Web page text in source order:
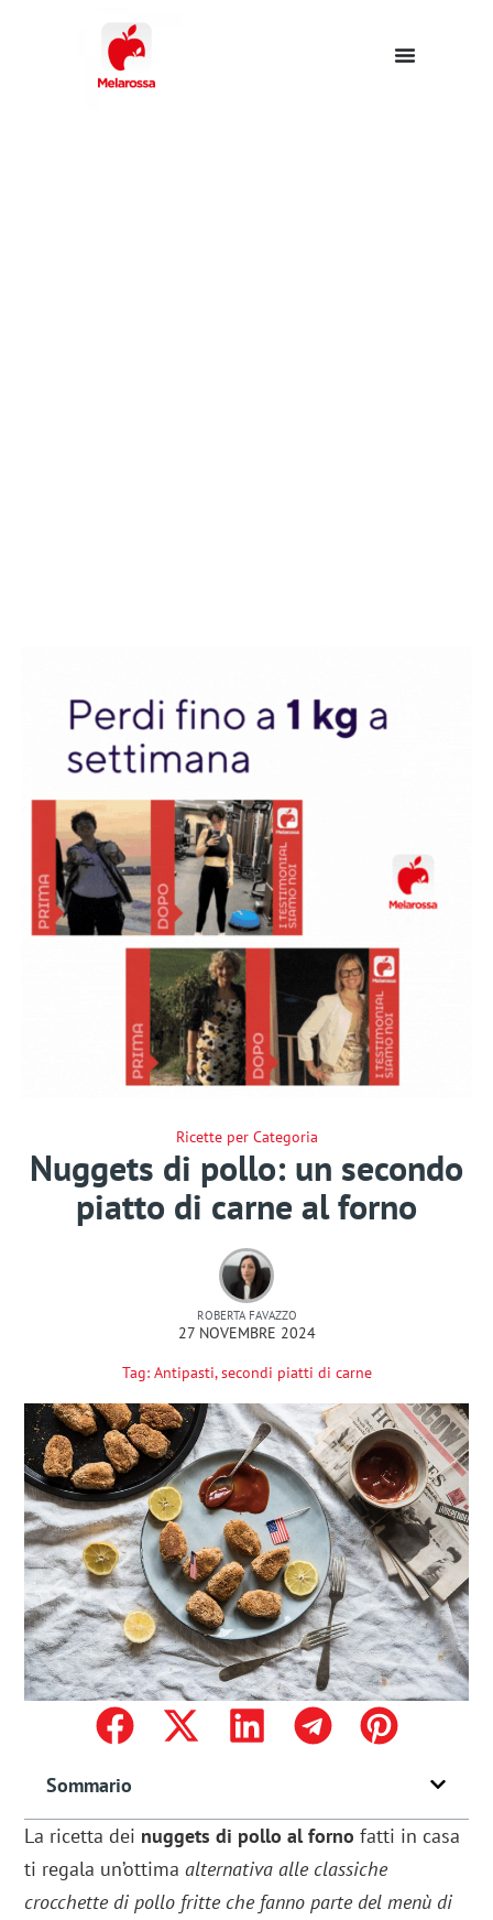
Ricette per Categoria
Nuggets di pollo: un secondo
piatto di carne al forno
ROBERTA FAVAZZO
27 NOVEMBRE 2024
Tag: Antipasti,secondi piatti di carne
Sommario
La ricetta dei nuggets di pollo al forno fatti in casa
ti regala un’ottimaalternativa alle classiche
crocchette di pollo fritte che fanno parte del menù di